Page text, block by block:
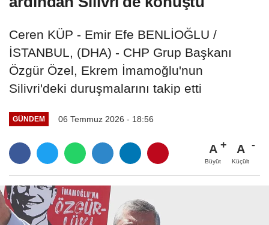
Ceren KÜP - Emir Efe BENLİOĞLU /
İSTANBUL, (DHA) - CHP Grup Başkanı
Özgür Özel, Ekrem İmamoğlu'nun
Silivri'deki duruşmalarını takip etti
GÜNDEM 06 Temmuz 2026 - 18:56
A
Büyüt
A
Küçült